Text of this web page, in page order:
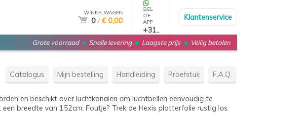
WINKELWAGEN
0 / € 0,00
BEL
OF
APP
+31..
Klantenservice
Grote voorraad Snelle levering Laagste prijs Veilig betalen
Catalogus Mijn bestelling Handleiding Proefstuk F.A.Q.
en beschikt over luchtkanalen om luchtbellen eenvoudig te
breedte van 152cm. Foutje? Trek de Hexis plotterfolie rustig los